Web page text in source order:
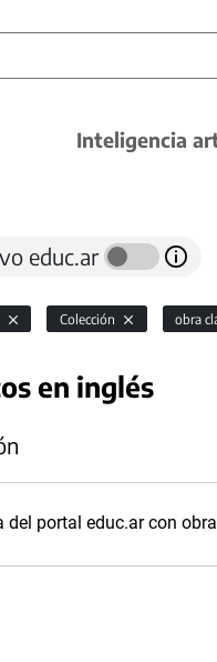
Inteligencia
educ.ar
Colección obra
en inglés
del portal educ.ar con